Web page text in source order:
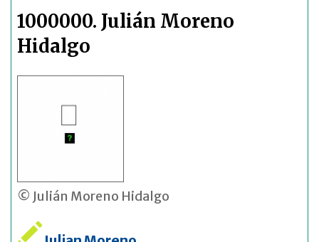
1000000. Julián Moreno
Hidalgo
© Julián Moreno Hidalgo